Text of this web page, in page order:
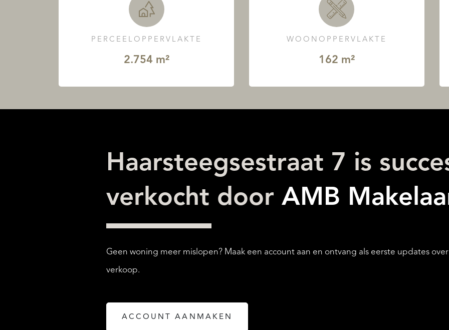
PERCEELOPPERVLAKTE
2.754 m²
WOONOPPERVLAKTE
162 m²
Haarsteegsestraat 7 is
verkocht door AMB
Geen woning meer mislopen? Maak een account aan en ontvang als eerste updates
verkoop.
ACCOUNT AANMAKEN
AANBOD